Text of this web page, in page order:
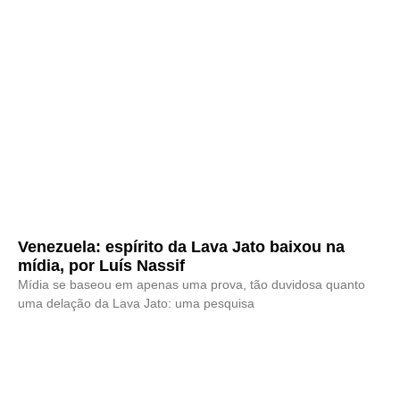
Venezuela: espírito da Lava Jato baixou na
mídia, por Luís Nassif
Mídia se baseou em apenas uma prova, tão duvidosa quanto
uma delação da Lava Jato: uma pesquisa